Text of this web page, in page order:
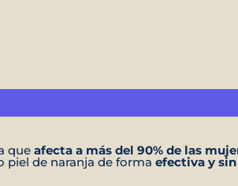
para Eliminar la Celulitis
que afecta a más del 90% de las
piel de naranja de forma efectiva y